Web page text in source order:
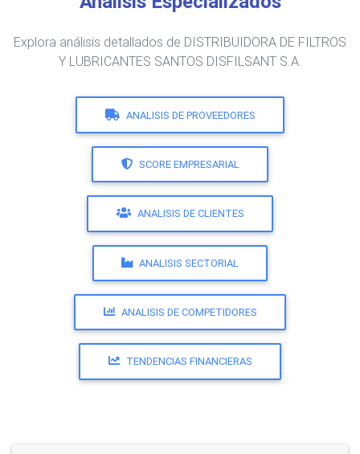
Explora análisis detallados de DISTRIBUIDORA DE FILTROS
Y LUBRICANTES SANTOS DISFILSANT S.A.
ANALISIS DE PROVEEDORES
SCORE EMPRESARIAL
ANALISIS DE CLIENTES
ANALISIS SECTORIAL
ANALISIS DE COMPETIDORES
TENDENCIAS FINANCIERAS